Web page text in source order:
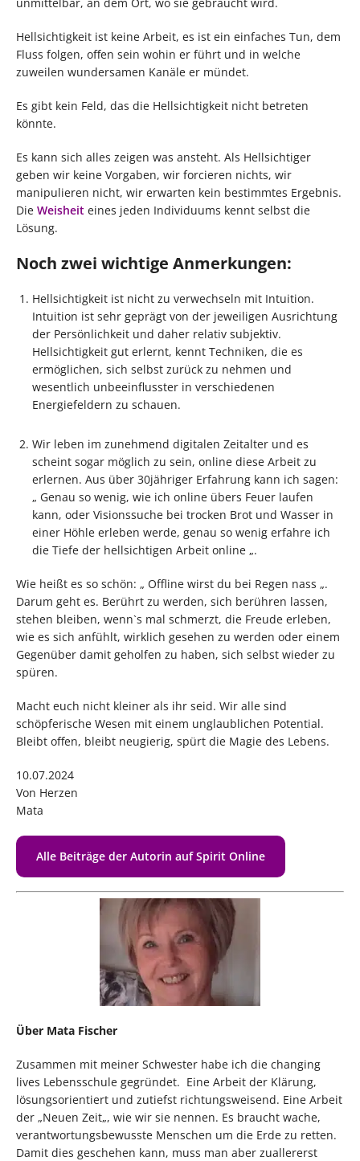
Hellsichtigkeit ist keine Arbeit, es ist ein einfaches Tun, dem
Fluss folgen, offen sein wohin er führt und in welche
zuweilen wundersamen Kanäle er mündet.
Es gibt kein Feld, das die Hellsichtigkeit nicht betreten
könnte.
Es kann sich alles zeigen was ansteht. Als Hellsichtiger
geben wir keine Vorgaben, wir forcieren nichts, wir
manipulieren nicht, wir erwarten kein bestimmtes Ergebnis.
Die Weisheit eines jeden Individuums kennt selbst die
Lösung.
Noch zwei wichtige Anmerkungen:
Hellsichtigkeit ist nicht zu verwechseln mit Intuition.
Intuition ist sehr geprägt von der jeweiligen Ausrichtung
der Persönlichkeit und daher relativ subjektiv.
Hellsichtigkeit gut erlernt, kennt Techniken, die es
ermöglichen, sich selbst zurück zu nehmen und
wesentlich unbeeinflusster in verschiedenen
Energiefeldern zu schauen.
Wir leben im zunehmend digitalen Zeitalter und es
scheint sogar möglich zu sein, online diese Arbeit zu
erlernen. Aus über 30jähriger Erfahrung kann ich sagen:
„ Genau so wenig, wie ich online übers Feuer laufen
kann, oder Visionssuche bei trocken Brot und Wasser in
einer Höhle erleben werde, genau so wenig erfahre ich
die Tiefe der hellsichtigen Arbeit online „.
Wie heißt es so schön: „ Offline wirst du bei Regen nass „.
Darum geht es. Berührt zu werden, sich berühren lassen,
stehen bleiben, wenn`s mal schmerzt, die Freude erleben,
wie es sich anfühlt, wirklich gesehen zu werden oder einem
Gegenüber damit geholfen zu haben, sich selbst wieder zu
spüren.
Macht euch nicht kleiner als ihr seid. Wir alle sind
schöpferische Wesen mit einem unglaublichen Potential.
Bleibt offen, bleibt neugierig, spürt die Magie des Lebens.
10.07.2024
Von Herzen
Mata
Alle Beiträge der Autorin auf Spirit Online
Über Mata Fischer
Zusammen mit meiner Schwester habe ich die changing
lives Lebensschule gegründet. Eine Arbeit der Klärung,
lösungsorientiert und zutiefst richtungsweisend. Eine Arbeit
der „Neuen Zeit„, wie wir sie nennen. Es braucht wache,
verantwortungsbewusste Menschen um die Erde zu retten.
Damit dies geschehen kann, muss man aber zuallererst